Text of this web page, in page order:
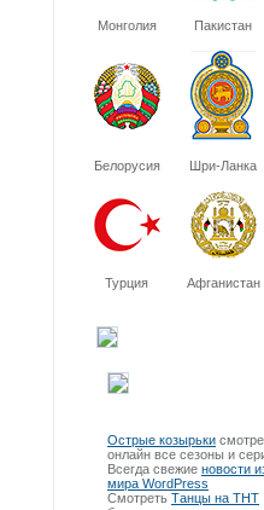
Монголия Пакистан
Белорусия Шри-Ланка
Турция Афганистан
Острые козырьки
онлайн все сезоны и
Всегда свежие новости
мира WordPress
Смотреть Танцы на ТНТ